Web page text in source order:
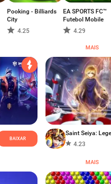
Pooking - Billiards
City
4.25
EA SPORTS FC™
Futebol Mobile
4.29
MAIS
BAIXAR
4.23
MAIS